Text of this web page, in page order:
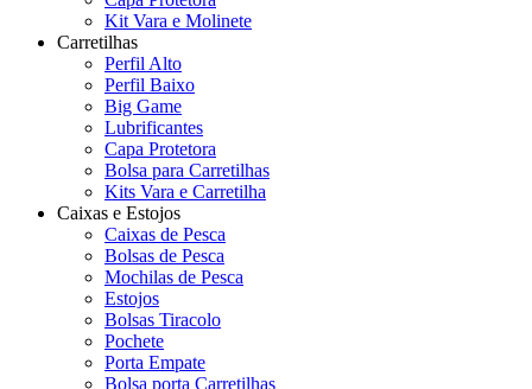
Kit Vara e Molinete
Carretilhas
Perfil Alto
Perfil Baixo
Big Game
Lubrificantes
Capa Protetora
Bolsa para Carretilhas
Kits Vara e Carretilha
Caixas e Estojos
Caixas de Pesca
Bolsas de Pesca
Mochilas de Pesca
Estojos
Bolsas Tiracolo
Pochete
Porta Empate
Bolsa porta Carretilhas